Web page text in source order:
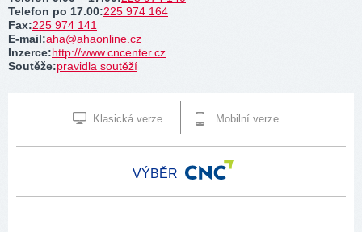
Telefon po 17.00:225 974 164
Fax:225 974 141
E-mail:aha@ahaonline.cz
Inzerce:http://www.cncenter.cz
Soutěže:pravidla soutěží
Klasická verze Mobilní verze
VÝBĚR